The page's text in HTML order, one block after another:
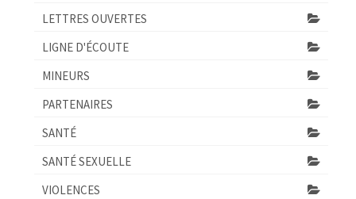
LETTRES OUVERTES
LIGNE D'ÉCOUTE
MINEURS
PARTENAIRES
SANTÉ
SANTÉ SEXUELLE
VIOLENCES